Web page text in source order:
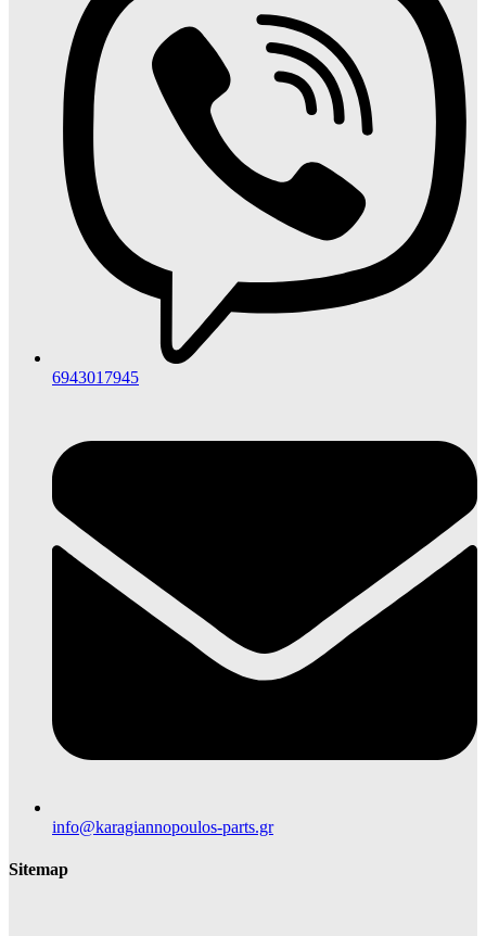
6943017945
info@karagiannopoulos-parts.gr
Sitemap